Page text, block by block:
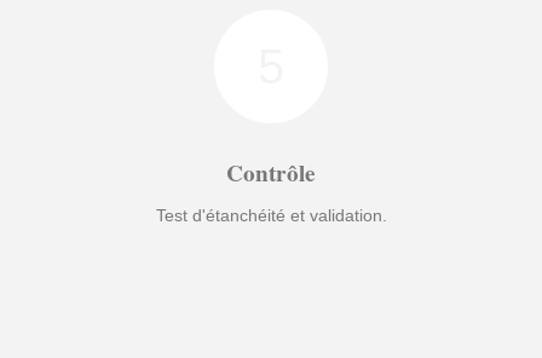
Contrôle
Test d'étanchéité et validation.